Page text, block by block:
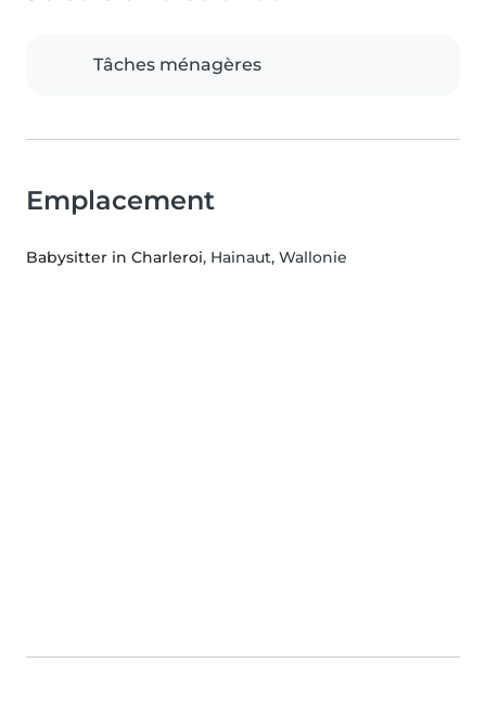
Tâches ménagères
Emplacement
Babysitter in Charleroi, Hainaut, Wallonie